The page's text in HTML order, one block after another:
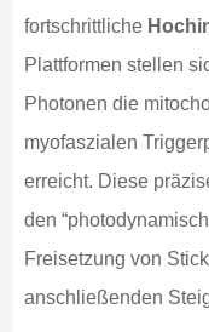
fortschrittliche
Plattformen stellen
Photonen die
myofaszialen
erreicht. Diese
den
Freisetzung von
anschließenden